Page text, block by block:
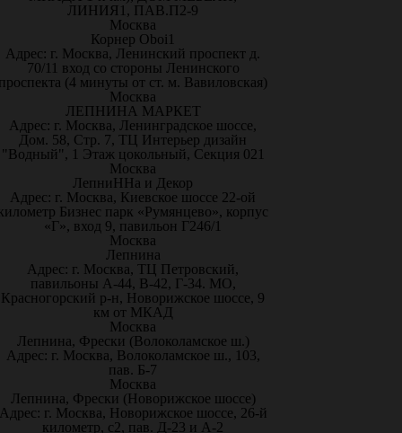
ЛИНИЯ1, ПАВ.П2-9
Москва
Корнер Oboi1
Адрес: г. Москва, Ленинский проспект д.
70/11 вход со стороны Ленинского
(4 минуты от ст. м. Вавиловская)
Москва
ЛЕПНИНА МАРКЕТ
Адрес: г. Москва, Ленинградское шоссе,
Дом. 58, Стр. 7, ТЦ Интерьер дизайн
"Водный", 1 Этаж цокольный, Секция 021
Москва
ЛепниННа и Декор
Адрес: г. Москва, Киевское шоссе 22-ой
Бизнес парк «Румянцево», корпус
«Г», вход 9, павильон Г246/1
Москва
Лепнина
Адрес: г. Москва, ТЦ Петровский,
павильоны А-44, В-42, Г-34. МО,
Красногорский р-н, Новорижское шоссе, 9
км от МКАД
Москва
Лепнина, Фрески (Волоколамское ш.)
Адрес: г. Москва, Волоколамское ш., 103,
пав. Б-7
Москва
Лепнина, Фрески (Новорижское шоссе)
г. Москва, Новорижское шоссе, 26-й
километр, с2, пав. Д-23 и А-2